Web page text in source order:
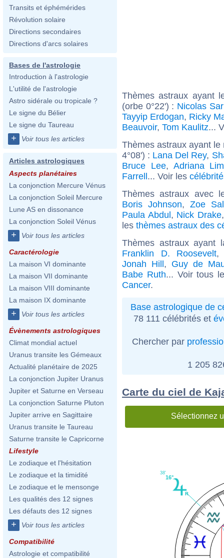
Transits et éphémérides
Révolution solaire
Directions secondaires
Directions d'arcs solaires
Bases de l'astrologie
Introduction à l'astrologie
L'utilité de l'astrologie
Astro sidérale ou tropicale ?
Le signe du Bélier
Le signe du Taureau
+ Voir tous les articles
Articles astrologiques
Aspects planétaires
La conjonction Mercure Vénus
La conjonction Soleil Mercure
Lune AS en dissonance
La conjonction Soleil Vénus
+ Voir tous les articles
Caractérologie
La maison VI dominante
La maison VII dominante
La maison VIII dominante
La maison IX dominante
+ Voir tous les articles
Évènements astrologiques
Climat mondial actuel
Uranus transite les Gémeaux
Actualité planétaire de 2025
La conjonction Jupiter Uranus
Jupiter et Saturne en Verseau
La conjonction Saturne Pluton
Jupiter arrive en Sagittaire
Uranus transite le Taureau
Saturne transite le Capricorne
Lifestyle
Le zodiaque et l'hésitation
Le zodiaque et la timidité
Le zodiaque et le mensonge
Les qualités des 12 signes
Les défauts des 12 signes
+ Voir tous les articles
Compatibilité
Astrologie et compatibilité
Thèmes astraux ayant
(orbe 0°22') : Nicolas
Tayyip Erdogan, Ricky
Beauvoir, Tom Kaulitz...
Thèmes astraux ayant
4°08') : Lana Del Rey,
Bruce Lee, Adriana
Farrell... Voir les
Thèmes astraux avec
Boris Johnson, Zoe
Paula Abdul, Nick Drake
les thèmes astraux des
Thèmes astraux
Franklin D. Roosevelt
Jonah Hill, Guy de
Babe Ruth... Voir tous
Cancer.
Base astrologique de
78 111 célébrités et
Chercher par
1 205
Carte du ciel de
Sélectionnez
16°
38'